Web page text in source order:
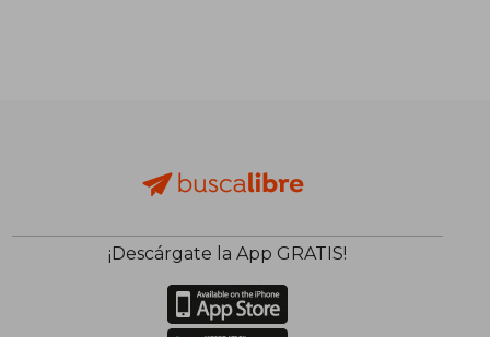
$ 33.96
45%
¡Descárgate la App GRATIS!